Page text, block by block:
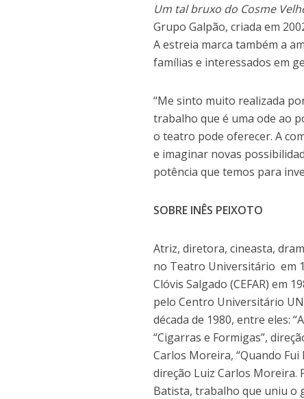
Um tal bruxo do Cosme
Grupo Galpão, criada em
A estreia marca também a
famílias e interessados em
“Me sinto muito realizada
trabalho que é uma ode ao
o teatro pode oferecer. A
e imaginar novas
potência que temos para
SOBRE INÊS PEIXOTO
Atriz, diretora, cineasta,
no Teatro Universitário em
Clóvis Salgado (CEFAR) em
pelo Centro Universitário
década de 1980, entre eles:
“Cigarras e Formigas”,
Carlos Moreira, “Quando Fui
direção Luiz Carlos Moreira.
Batista, trabalho que uniu o